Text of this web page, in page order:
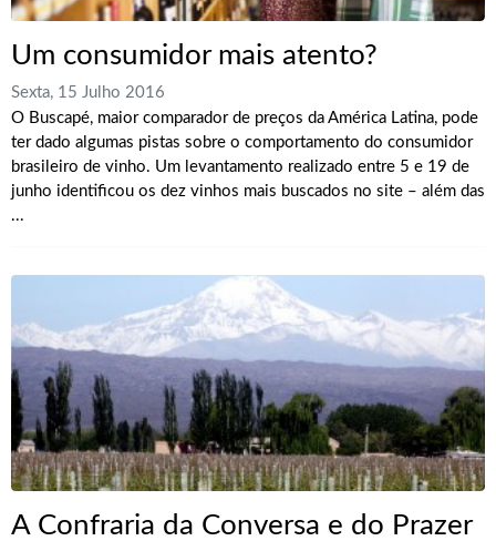
Um consumidor mais atento?
Sexta, 15 Julho 2016
O Buscapé, maior comparador de preços da América Latina, pode
ter dado algumas pistas sobre o comportamento do consumidor
brasileiro de vinho. Um levantamento realizado entre 5 e 19 de
junho identificou os dez vinhos mais buscados no site – além das
...
A Confraria da Conversa e do Prazer